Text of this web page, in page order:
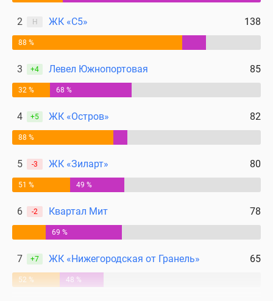
2 Н ЖК «С5» 138
88 %
3 +4 Левел Южнопортовая 85
32 % 68 %
4 +5 ЖК «Остров» 82
88 %
5 -3 ЖК «Зиларт» 80
51 % 49 %
6 -2 Квартал Мит 78
69 %
7 +7 ЖК «Нижегородская от Гранель» 65
52 % 48 %